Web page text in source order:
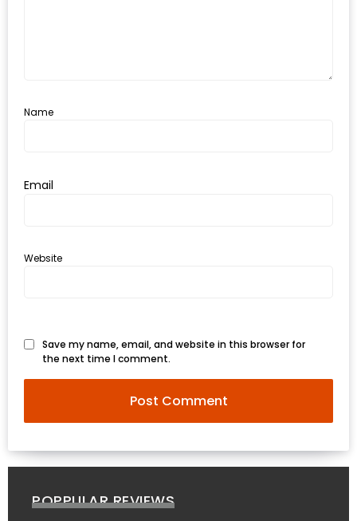
เชียงใหม่
PANDA
TIME
ทำไม
ไม่
Name
Email
Website
Save my name, email, and website in this browser for
the next time I comment.
POPPULAR REVIEWS